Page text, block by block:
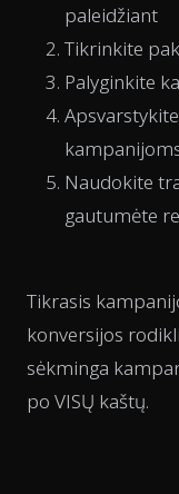
paleidžiant
Tikrinkite
Palyginkite
Naudokite
gautumėte
Tikrasis
konversijos
sėkminga
po VISŲ kaštų.